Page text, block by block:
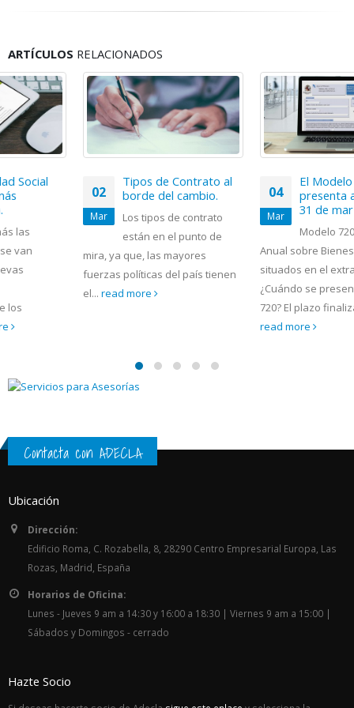
ARTÍCULOS RELACIONADOS
Tipos de Contrato al
borde del cambio.
Los tipos de contrato
están en el punto de
mira, ya que, las mayores
fuerzas políticas del país tienen
04
Mar
El Modelo 720 se
presenta antes del día
31 de marzo.
Modelo 720, Declaración
Anual sobre Bienes y Derechos
situados en el extranjero.
¿Cuándo se presenta el Modelo
720? El plazo finaliza...
Contacta con ADECLA
Ubicación
Dirección:
Edificio Roma, C. Rozabella, 8, 28290 Centro Empresarial Europa, Las
Rozas, Madrid, España
Horarios de Oficina:
Lunes - Jueves 9 am a 14:30 y 16:00 a 18:30 | Viernes 9 am a 15:00 |
Sábados y Domingos - cerrado
Hazte Socio